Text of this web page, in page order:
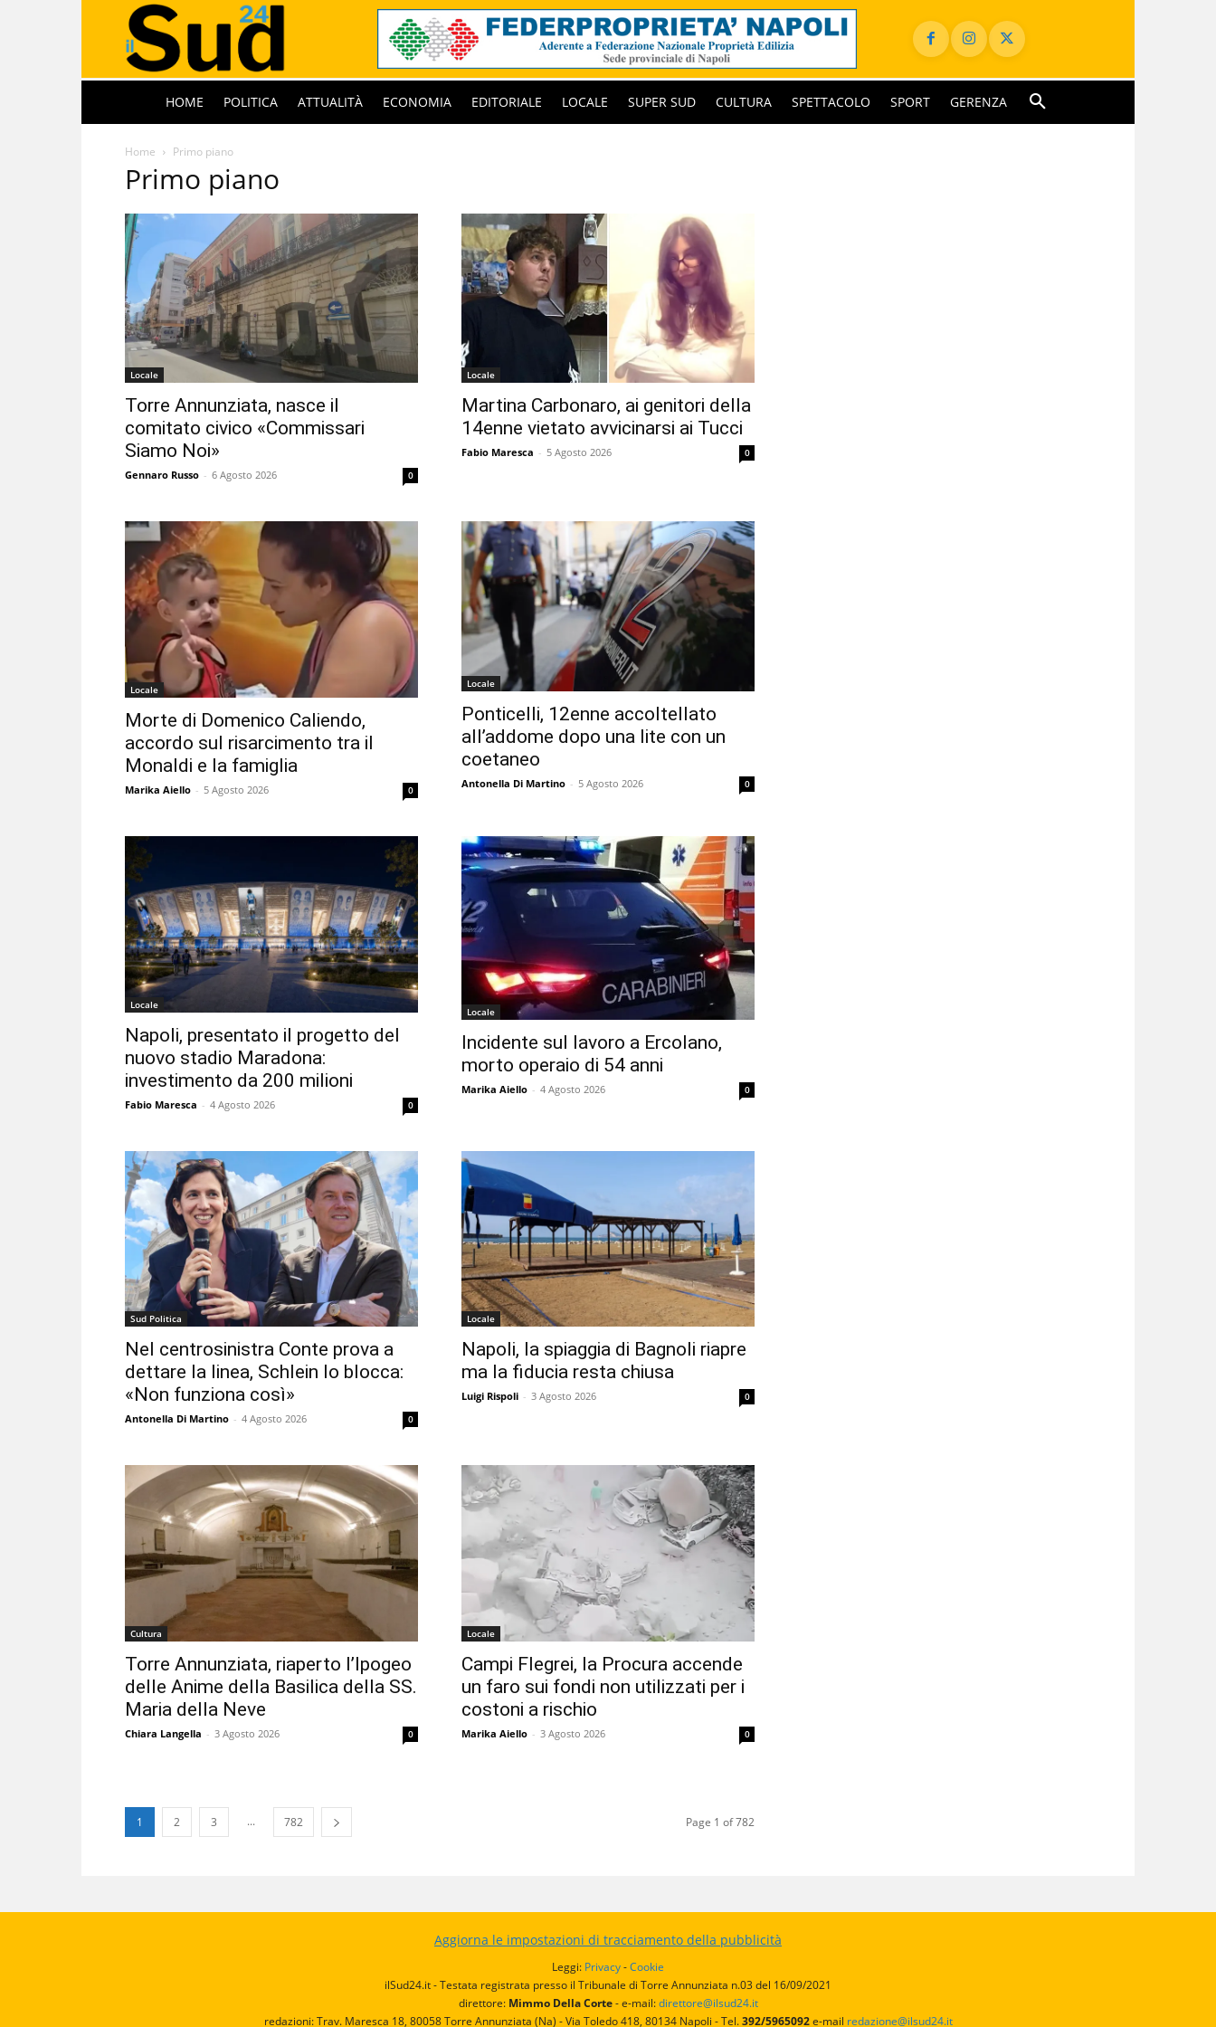
HOME POLITICA ATTUALITÀ ECONOMIA EDITORIALE LOCALE SUPER SUD CULTURA SPETTACOLO SPORT GERENZA
Home Primo piano
Primo piano
Locale
Torre Annunziata, nasce il
comitato civico «Commissari
Siamo Noi»
Gennaro Russo - 6 Agosto 2026 0
Locale
Martina Carbonaro, ai genitori della
14enne vietato avvicinarsi ai Tucci
Fabio Maresca - 5 Agosto 2026 0
Locale
Morte di Domenico Caliendo,
accordo sul risarcimento tra il
Monaldi e la famiglia
Marika Aiello - 5 Agosto 2026 0
Locale
Ponticelli, 12enne accoltellato
all’addome dopo una lite con un
coetaneo
Antonella Di Martino - 5 Agosto 2026 0
Locale
Napoli, presentato il progetto del
nuovo stadio Maradona:
investimento da 200 milioni
Fabio Maresca - 4 Agosto 2026 0
Locale
Incidente sul lavoro a Ercolano,
morto operaio di 54 anni
Marika Aiello - 4 Agosto 2026 0
Sud Politica
Nel centrosinistra Conte prova a
dettare la linea, Schlein lo blocca:
«Non funziona così»
Antonella Di Martino - 4 Agosto 2026 0
Locale
Napoli, la spiaggia di Bagnoli riapre
ma la fiducia resta chiusa
Luigi Rispoli - 3 Agosto 2026 0
Cultura
Torre Annunziata, riaperto l’Ipogeo
delle Anime della Basilica della SS.
Maria della Neve
Chiara Langella - 3 Agosto 2026 0
Locale
Campi Flegrei, la Procura accende
un faro sui fondi non utilizzati per i
costoni a rischio
Marika Aiello - 3 Agosto 2026 0
1 2 3 ... 782 Page 1 of 782
Aggiorna le impostazioni di tracciamento della pubblicità
Leggi: Privacy-Cookie
ilSud24.it - Testata registrata presso il Tribunale di Torre Annunziata n.03 del 16/09/2021
direttore:Mimmo Della Corte- e-mail:direttore@ilsud24.it
redazioni: Trav. Maresca 18, 80058 Torre Annunziata (Na) - Via Toledo 418, 80134 Napoli - Tel.392/5965092e-mail redazione@ilsud24.it